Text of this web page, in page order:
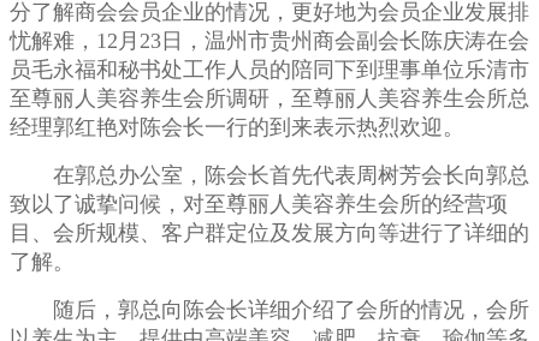
分了解商会会员企业的情况，更好地为会员企业发展排
忧解难，12月23日，温州市贵州商会副会长陈庆涛在会
员毛永福和秘书处工作人员的陪同下到理事单位乐清市
至尊丽人美容养生会所调研，至尊丽人美容养生会所总
经理郭红艳对陈会长一行的到来表示热烈欢迎。
在郭总办公室，陈会长首先代表周树芳会长向郭总
致以了诚挚问候，对至尊丽人美容养生会所的经营项
目、会所规模、客户群定位及发展方向等进行了详细的
了解。
随后，郭总向陈会长详细介绍了会所的情况，会所